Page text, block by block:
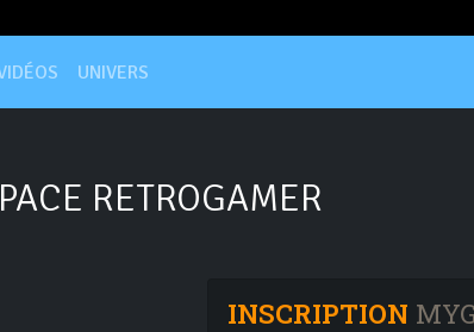
UNIVERS
RETROGAMER
INSCRIPTION